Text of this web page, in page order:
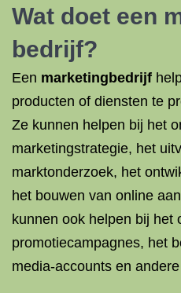
Wat doet een
bedrijf?
Een marketingbedrijf
producten of diensten te
Ze kunnen helpen bij het
marketingstrategie, het
marktonderzoek, het
het bouwen van online
kunnen ook helpen bij het
promotiecampagnes, het
media-accounts en